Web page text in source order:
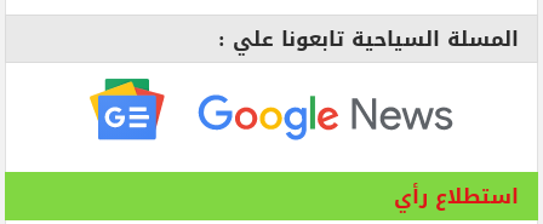
المسلة السياحية تابعونا علي :
استطلاع رأي